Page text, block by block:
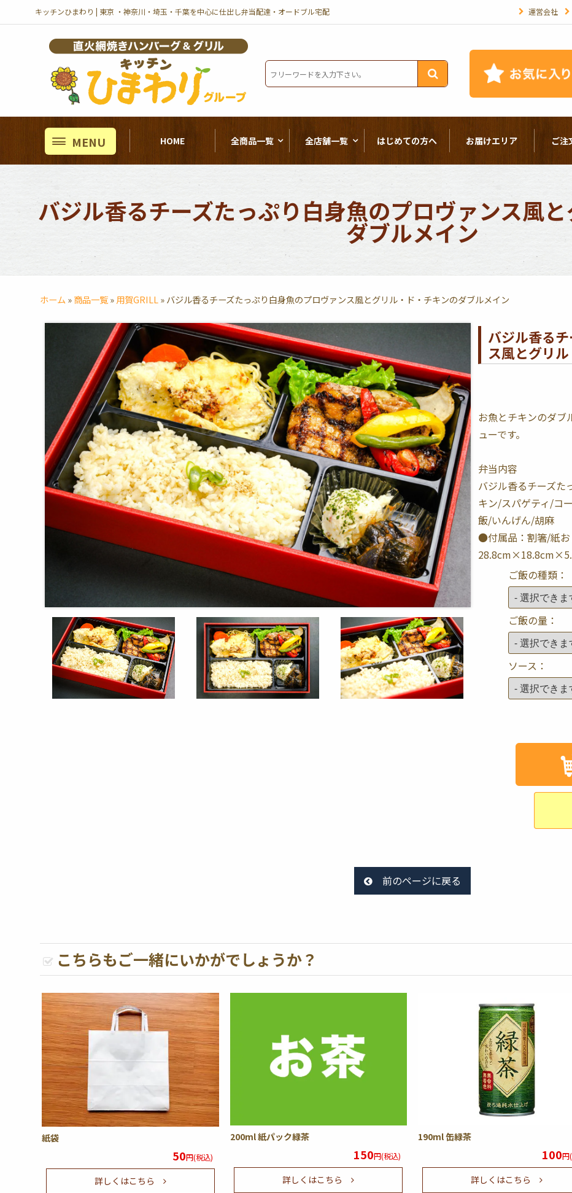
ッ
キッチンひまわり | 東京 ・神奈川・埼玉・千葉を中心に仕出し弁当配達・オードブル宅配 運営会社
MENU HOME 全商品一覧 全店舗一覧 はじめての方へ お届けエリア ご注
バジル香るチーズたっぷり白身魚のプロヴァンス風
ダブルメイン
ホーム »商品一覧»用賀GRILL »バジル香るチーズたっぷり白身魚のプロヴァンス風とグリル・ド・チキンのダブルメイン
バジル香る
ス風とグリ
お魚とチキンのダブ
ューです。
弁当内容
バジル香るチーズた
キン/スパゲティ/コ
飯/いんげん/胡麻
●付属品：割箸/紙
ご飯の種類：
ご飯の量：
ソース：
前のページに戻る
こちらもご一緒にいかがでしょうか？
紙袋
50円(税込)
詳しくはこちら
200ml 紙パック緑茶
150円(税込)
詳しくはこちら
190ml 缶緑茶
100円
詳しくはこちら